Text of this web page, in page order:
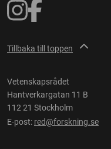
Tillbaka till toppen
Vetenskapsrådet
Hantverkargatan 11 B
112 21 Stockholm
E-post: red@forskning.se